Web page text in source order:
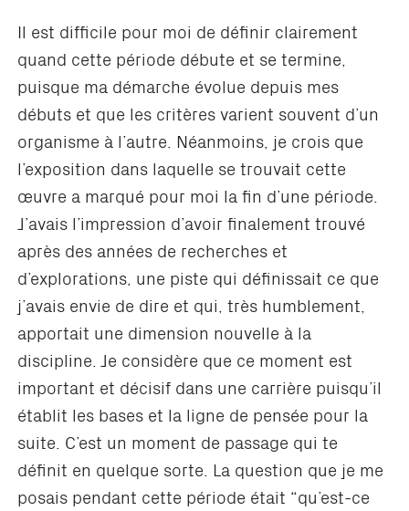
Il est difficile pour moi de définir clairement
quand cette période débute et se termine,
puisque ma démarche évolue depuis mes
débuts et que les critères varient souvent d’un
organisme à l’autre. Néanmoins, je crois que
l’exposition dans laquelle se trouvait cette
œuvre a marqué pour moi la fin d’une période.
J’avais l’impression d’avoir finalement trouvé
après des années de recherches et
d’explorations, une piste qui définissait ce que
j’avais envie de dire et qui, très humblement,
apportait une dimension nouvelle à la
discipline. Je considère que ce moment est
important et décisif dans une carrière puisqu’il
établit les bases et la ligne de pensée pour la
suite. C’est un moment de passage qui te
définit en quelque sorte. La question que je me
posais pendant cette période était “qu’est-ce